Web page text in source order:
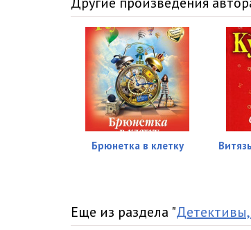
Брюнетка в клетку
Еще из раздела "